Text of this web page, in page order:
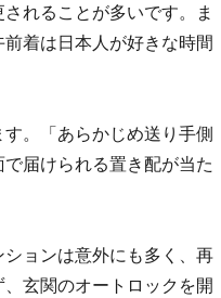
れることが多いです。ま
着は日本人が好きな時間
。「あらかじめ送り手側
届けられる置き配が当た
ョンは意外にも多く、再
玄関のオートロックを開